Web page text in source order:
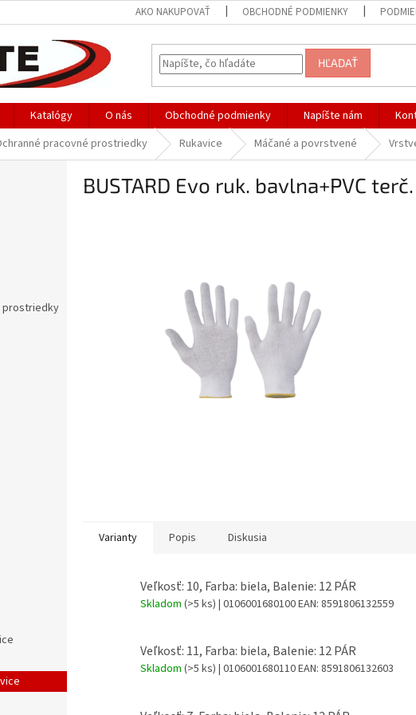
AKO NAKUPOVAŤ OBCHODNÉ PODMIENKY
HĽADAŤ
Katalógy O nás Obchodné podmienky Napíšte nám
pracovné prostriedky Rukavice Máčané a povrstvené
prostriedky
BUSTARD Evo ruk. bavlna+PVC terč.
Varianty Popis Diskusia
Veľkosť: 10, Farba: biela, Balenie: 12 PÁR
Skladom (>5 ks) | 0106001680100EAN: 8591806132559
Veľkosť: 11, Farba: biela, Balenie: 12 PÁR
Skladom (>5 ks) | 0106001680110EAN: 8591806132603